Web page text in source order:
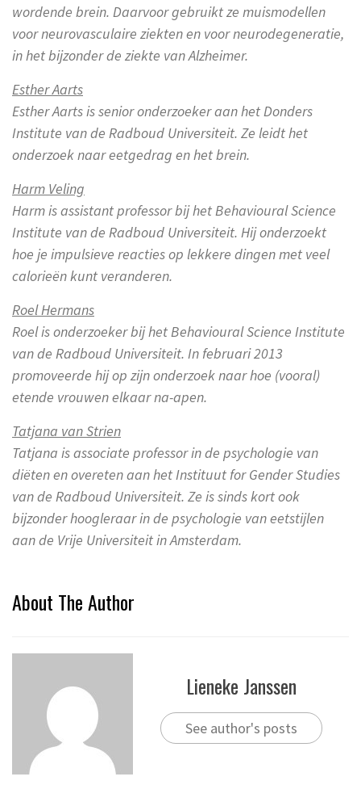
wordende brein. Daarvoor gebruikt ze muismodellen
voor neurovasculaire ziekten en voor neurodegeneratie,
in het bijzonder de ziekte van Alzheimer.
Esther Aarts
Esther Aarts is senior onderzoeker aan het Donders
Institute van de Radboud Universiteit. Ze leidt het
onderzoek naar eetgedrag en het brein.
Harm Veling
Harm is assistant professor bij het Behavioural Science
Institute van de Radboud Universiteit. Hij onderzoekt
hoe je impulsieve reacties op lekkere dingen met veel
calorieën kunt veranderen.
Roel Hermans
Roel is onderzoeker bij het Behavioural Science Institute
van de Radboud Universiteit. In februari 2013
promoveerde hij op zijn onderzoek naar hoe (vooral)
etende vrouwen elkaar na-apen.
Tatjana van Strien
Tatjana is associate professor in de psychologie van
diëten en overeten aan het Instituut for Gender Studies
van de Radboud Universiteit. Ze is sinds kort ook
bijzonder hoogleraar in de psychologie van eetstijlen
aan de Vrije Universiteit in Amsterdam.
About The Author
Lieneke Janssen
See author's posts